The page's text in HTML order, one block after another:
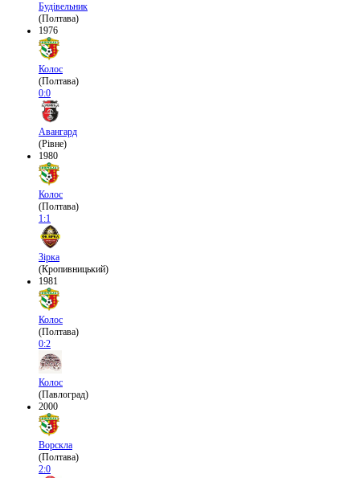
Будівельник
(Полтава)
1976
Колос
(Полтава)
0:0
Авангард
(Рівне)
1980
Колос
(Полтава)
1:1
Зірка
(Кропивницький)
1981
Колос
(Полтава)
0:2
Колос
(Павлоград)
2000
Ворскла
(Полтава)
2:0